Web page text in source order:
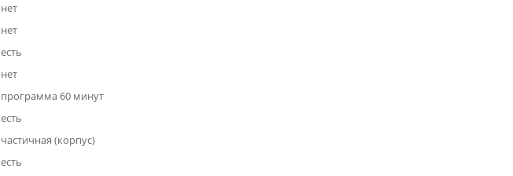
нет
нет
есть
нет
программа 60 минут
есть
частичная (корпус)
есть